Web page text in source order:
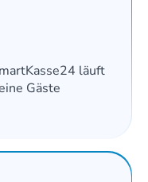
läuft
Gäste